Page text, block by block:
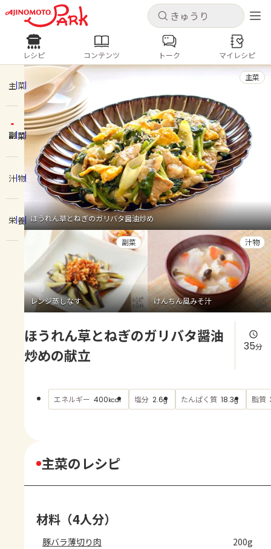
キャンセル
ログインするとレシピを保存できます
ログイン
ホーム
コンテンツ
レシピ
トーク
よくあるお問い合わせ
お買い物
AJINOMOTO PARK とは
キャンセル
レシピ コンテンツ
人気の食材・レシピ
きゅうり なす トマト
とうもろこし
ピーマン
みょうが ゴーヤ
レシピ コンテンツ トーク マイレシピ
主菜
副菜
汁物
栄養 ほうれん草とねぎのガリバタ醤油炒め
主菜
レンジ蒸しなす
副菜
けんちん風みそ汁
汁物
ほうれん草とねぎのガリバタ醤油
炒めの献立
35分
エネルギー 400kcal 塩分 2.6g たんぱく質 18.3g 脂質
主菜のレシピ
材料（4人分）
豚バラ薄切り肉 200g